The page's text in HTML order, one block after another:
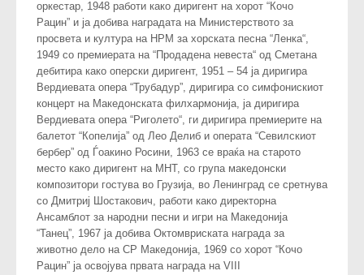
оркестар, 1948 работи како диригент на хорот “Кочо
Рацин” и ја добива наградата на Министерството за
просвета и култура на НРМ за хорската песна “Ленка“,
1949 со премиерата на “Продадена невеста“ од Сметана
дебитира како оперски диригент, 1951 – 54 ја диригира
Вердиевата опера “Трубадур”, диригира со симфонискиот
концерт на Македонската филхармонија, ја диригира
Вердиевата опера “Риголето“, ги диригира премиерите на
балетот “Копелија” од Лео Делиб и операта “Севилскиот
бербер” од Ѓоакино Росини, 1963 се враќа на старото
место како диригент на МНТ, со група македонски
композитори гостува во Грузија, во Ленинград се сретнува
со Дмитриј Шостакович, работи како директорна
Ансамблот за народни песни и игри на Македонија
“Танец”, 1967 ја добива Октомвриската награда за
животно дело на СР Македонија, 1969 со хорот “Кочо
Рацин” ја освојува првата награда на VIII